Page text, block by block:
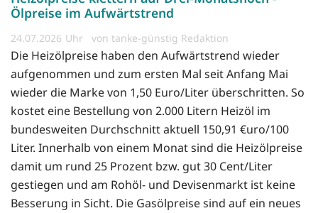
Ölpreise im Aufwärtstrend
24.07.2026 von tanke-günstig Redaktion
Die Heizölpreise haben den Aufwärtstrend wieder
aufgenommen und zum ersten Mal seit Anfang Mai
wieder die Marke von 1,50 Euro/Liter überschritten. So
kostet eine Bestellung von 2.000 Litern Heizöl im
bundesweiten Durchschnitt aktuell 150,91 €uro/100
Liter. Innerhalb von einem Monat sind die Heizölpreise
damit um rund 25 Prozent bzw. gut 30 Cent/Liter
gestiegen und am Rohöl- und Devisenmarkt ist keine
Besserung in Sicht. Die Gasölpreise sind auf ein neues